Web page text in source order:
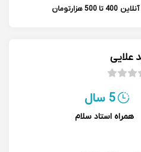
آنلاین 400 تا 500 هزارتومان
علایی
5 سال
همراه استاد سلام